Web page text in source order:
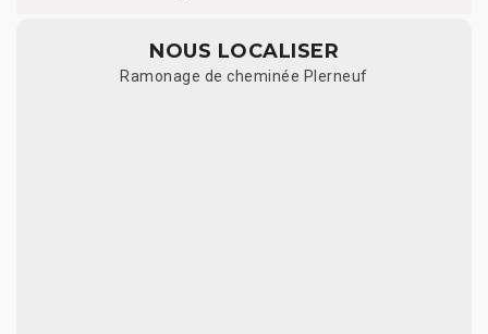
NOUS LOCALISER
Ramonage de cheminée Plerneuf